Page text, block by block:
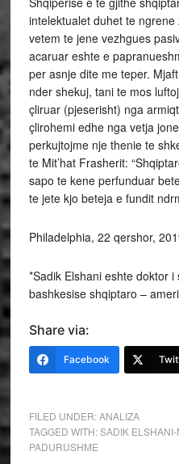
intelektualet duhet te
vetem te jene vezhgues
acaruar eshte e
per asnje dite me teper.
nder shekuj, tani te mos
çliruar (pjeserisht) nga
çlirohemi edhe nga vetja
perkujtojme nje thenie te
te Mit’hat Frasherit:
sapo te kene perfunduar
te jete kjo beteja e fundit
Philadelphia, 22 qershor,
*Sadik Elshani eshte doktor
bashkesise shqiptaro –
Share via:
Facebook
FILED UNDER:ANALIZA
TAGGED WITH:SADIK
PADURUSHME